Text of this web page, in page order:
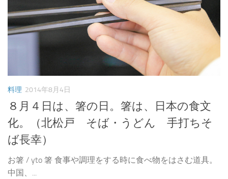
料理 2014年8月4日
８月４日は、箸の日。箸は、日本の食文
化。（北松戸 そば・うどん 手打ちそ
ば長幸）
お箸 / yto 箸 食事や調理をする時に食べ物をはさむ道具。
中国、...